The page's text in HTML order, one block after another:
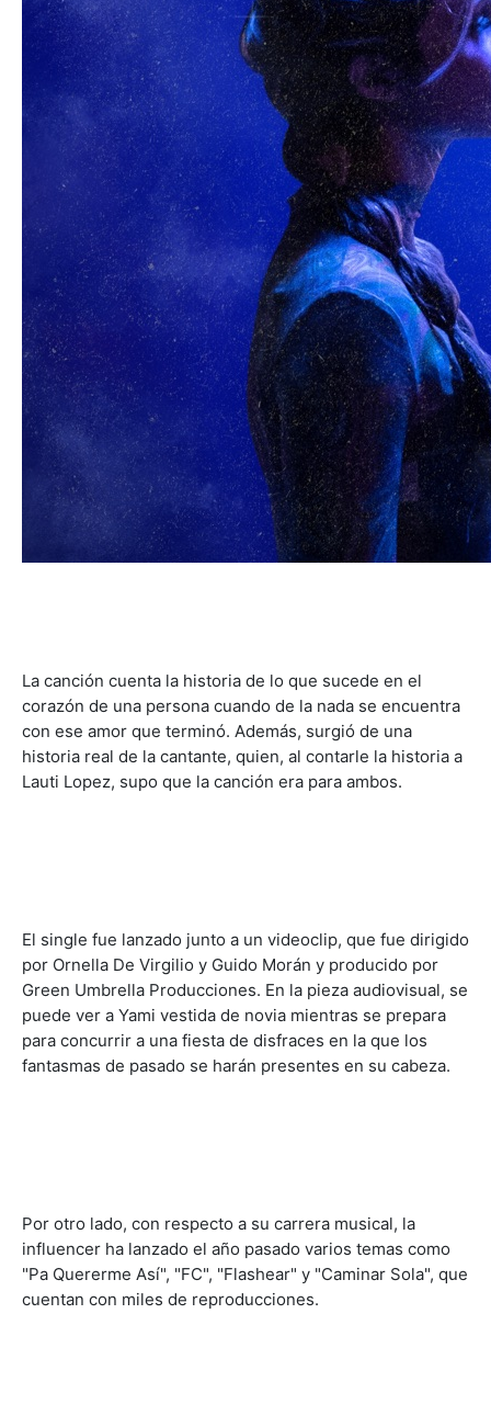
La canción cuenta la historia de lo que sucede en el
corazón de una persona cuando de la nada se encuentra
con ese amor que terminó. Además, surgió de una
historia real de la cantante, quien, al contarle la historia a
Lauti Lopez, supo que la canción era para ambos.
El single fue lanzado junto a un videoclip, que fue dirigido
por Ornella De Virgilio y Guido Morán y producido por
Green Umbrella Producciones. En la pieza audiovisual, se
puede ver a Yami vestida de novia mientras se prepara
para concurrir a una fiesta de disfraces en la que los
fantasmas de pasado se harán presentes en su cabeza.
Por otro lado, con respecto a su carrera musical, la
influencer ha lanzado el año pasado varios temas como
"Pa Quererme Así", "FC", "Flashear" y "Caminar Sola", que
cuentan con miles de reproducciones.